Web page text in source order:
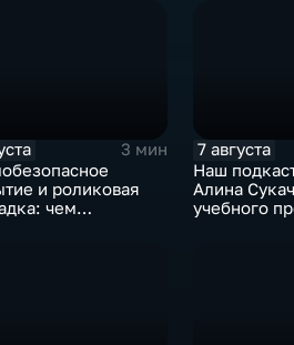
3 мин
и роликовая
чем
7 августа
Наш
Алина
учебного